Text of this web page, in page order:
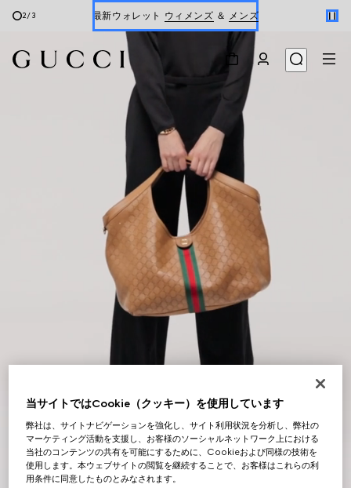
2/3 最新ウォレット ウィメンズ ＆ メンズ
Gucci x 安藤七宝店
オンライン限定 〔GGマーモント〕
/8
当サイトではCookie（クッキー）を使用しています
弊社は、サイトナビゲーションを強化し、サイト利用状況を分析し、弊社の
マーケティング活動を支援し、お客様のソーシャルネットワーク上における
当社のコンテンツの共有を可能にするために、Cookieおよび同様の技術を
使用します。本ウェブサイトの閲覧を継続することで、お客様はこれらの利
用条件に同意したものとみなされます。